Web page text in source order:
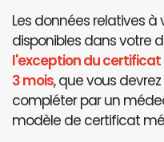
Les données relatives
disponibles dans votre
l'exception du
3 mois, que vous
compléter par un
modèle de certificat